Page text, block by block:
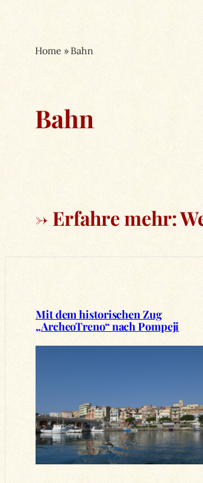
Home » Bahn
Bahn
→ Erfahre mehr:
Mit dem historischen Zug
„ArcheoTreno“ nach Pompeji